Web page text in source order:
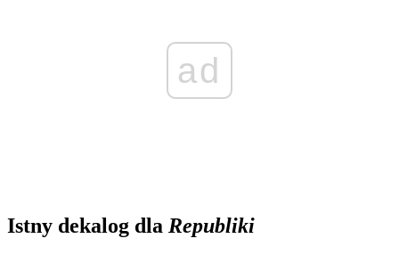
ad
Istny dekalog dla Republiki